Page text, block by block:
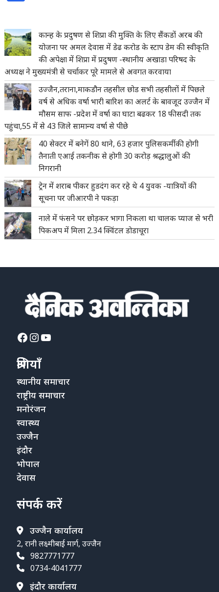
कान्ह के प्रदुषण से शिप्रा की मुक्ति के लिए सैंकडों अरब की
योजना पर अमल देवास में डेढ करोड के स्टाप डेम की स्वीकृति
की अपेक्षा में शिप्रा में प्रदुषण -स्थानीय अखाडा परिषद के
अध्यक्ष ने मुख्यमंत्री से चर्चाकर पूरे मामले से अवगत करवाया
उज्जैन,तराना,माकडौन तहसील छोड सभी तहसीलों में पिछले
वर्ष से अधिक वर्षा भारी बारिश का अलर्ट के बावजूद उज्जैन में
मौसम साफ -प्रदेश में वर्षा का घाटा बढकर 18 फीसदी तक
पहुंचा,55 में से 43 जिले सामान्य वर्षा से पीछे
40 सेक्टर में बनेगें 80 थाने, 63 हजार पुलिसकर्मी की होगी
तैनाती एआई तकनीक से होगी 30 करोड़ श्रद्धालुओं की
निगरानी
ट्रेन में शराब पीकर हुडदंग कर रहे थे 4 युवक -यात्रियों की
सूचना पर जीआरपी ने पकड़ा
नाले में फंसने पर छोड़कर भागा निकला था चालक प्याज से भरी
पिकअप में मिला 2.34 क्विंटल डोडाचूरा
Facebook
Instagram
YouTube
श्रेणियाँ
स्थानीय समाचार
राष्ट्रीय समाचार
मनोरंजन
स्वास्थ्य
उज्जैन
इंदौर
भोपाल
देवास
संपर्क करें
उज्जैन कार्यालय
2, रानी लक्ष्मीबाई मार्ग, उज्जैन
9827771777
0734-4041777
इंदौर कार्यालय